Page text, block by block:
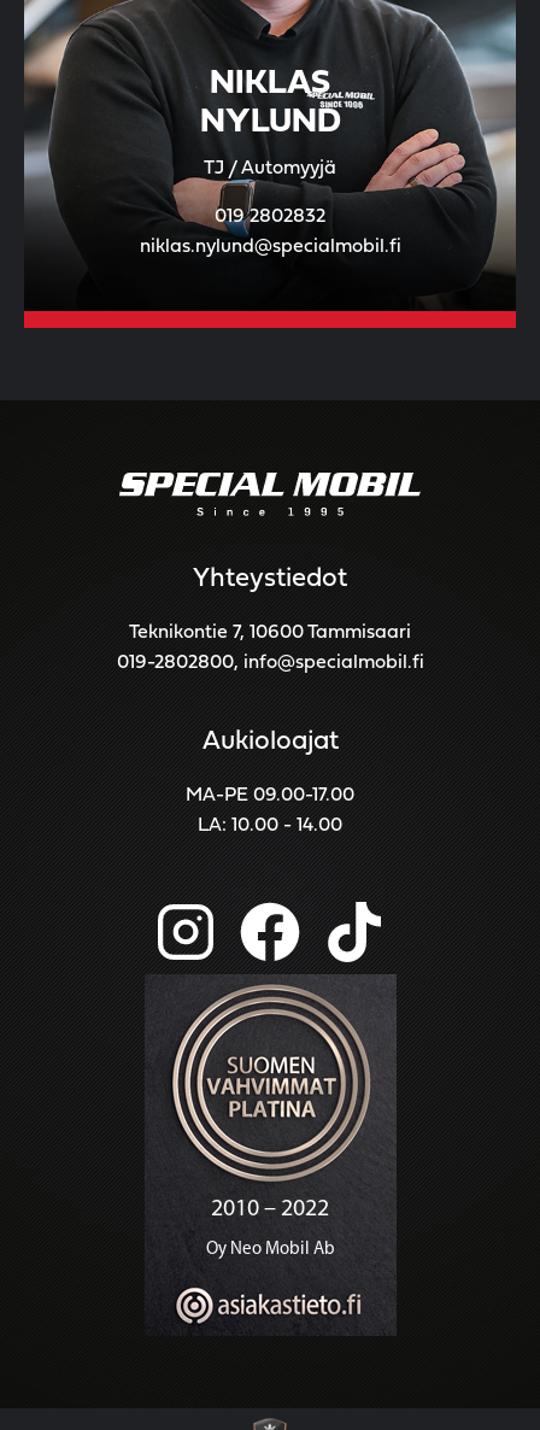
NIKLAS
NYLUND
TJ / Automyyjä
019 2802832
niklas.nylund@specialmobil.fi
Yhteystiedot
Teknikontie 7, 10600 Tammisaari
019-2802800, info@specialmobil.fi
Aukioloajat
MA-PE 09.00-17.00
LA: 10.00 - 14.00